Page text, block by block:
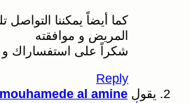
كما أيضاً يمكننا التواصل
المريض و موافقته
شكراً على استفساراك و
Reply
يقول mouhamede al amine